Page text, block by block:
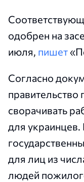
одобрен на
июля, пишет
Согласно
правительство
сворачивать
для
для лиц из
людей